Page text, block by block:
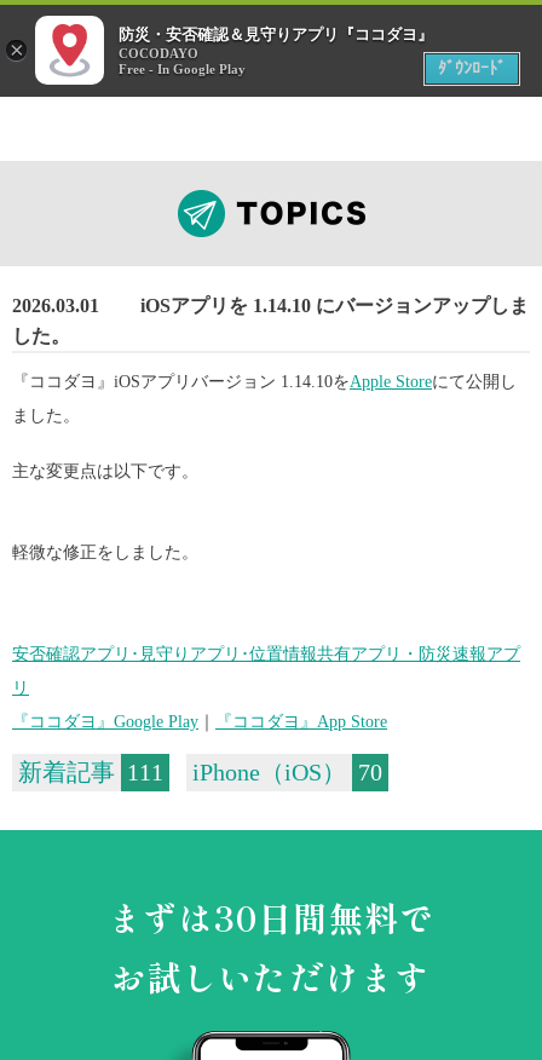
災害時
MENU
2026.03.01
iOSアプリを 1.14.10 にバージョンアップしま
した。
『ココダヨ』iOSアプリバージョン 1.14.10をApple Storeにて公開し
ました。
主な変更点は以下です。
軽微な修正をしました。
安否確認アプリ･見守りアプリ･位置情報共有アプリ・防災速報アプ
リ
『ココダヨ』Google Play
『ココダヨ』App Store
新着記事 111 iPhone（iOS） 70
まずは30日間無料で
お試しいただけます
×
防災・安否確認＆見守りアプリ『ココダヨ』
COCODAYO
Free - In Google Play
ﾀﾞｳﾝﾛｰﾄﾞ